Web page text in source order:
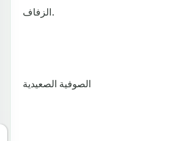
الزفاف.
الصوفية الصعيدية